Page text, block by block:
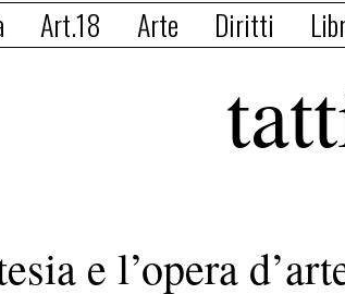
Art.18 Arte Diritti
e l’opera